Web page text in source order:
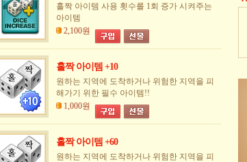
홀짝 아이템 사용 횟수를 1회 증가 시켜주는
아이템
2,100원
홀짝 아이템 +10
원하는 지역에 도착하거나 위험한 지역을 피
해가기 위한 필수 아이템!!
1,000원
홀짝 아이템 +60
원하는 지역에 도착하거나 위험한 지역을 피